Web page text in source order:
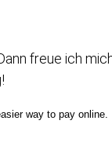
freue ich